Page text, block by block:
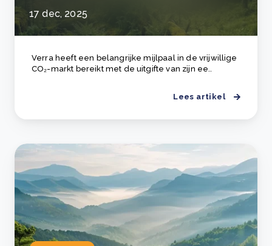
17 dec, 2025
Verra heeft een belangrijke mijlpaal in de vrijwillige
CO₂-markt bereikt met de uitgifte van zijn ee..
Lees artikel